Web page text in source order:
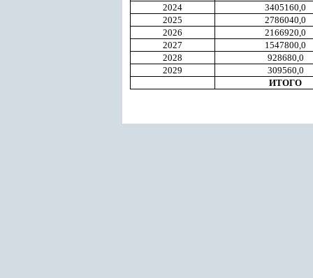
2024
3405160,0
2025
2786040,0
2026
2166920,0
2027
1547800,0
2028
928680,0
2029
309560,0
ИТОГО